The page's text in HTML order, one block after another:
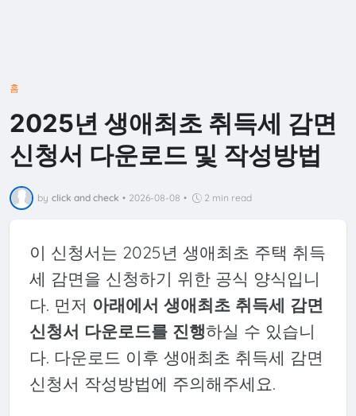
홈
2025년 생애최초 취득세 감면
신청서 다운로드 및 작성방법
by click and check • 2026-08-08 • 2 min read
이 신청서는 2025년 생애최초 주택 취득
세 감면을 신청하기 위한 공식 양식입니
다. 먼저 아래에서 생애최초 취득세 감면
신청서 다운로드를 진행하실 수 있습니
다. 다운로드 이후 생애최초 취득세 감면
신청서 작성방법에 주의해주세요.